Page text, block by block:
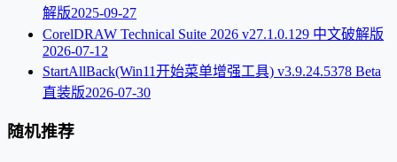
解版2025-09-27
CorelDRAW Technical Suite 2026 v27.1.0.129 中文破解版
2026-07-12
StartAllBack(Win11开始菜单增强工具) v3.9.24.5378 Beta
直装版2026-07-30
随机推荐